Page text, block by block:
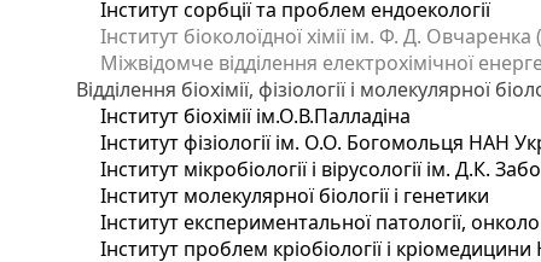
Інститут сорбції та проблем ендоекології
Інститут біоколоїдної хімії ім. Ф. Д.
Міжвідомче відділення електрохімічної
Відділення біохімії, фізіології і молекулярної
Інститут біохімії ім.О.В.Палладіна
Інститут фізіології ім. О.О. Богомольця НАН
Інститут мікробіології і вірусології ім. Д.К.
Інститут молекулярної біології і генетики
Інститут експериментальної патології,
Інститут проблем кріобіології і